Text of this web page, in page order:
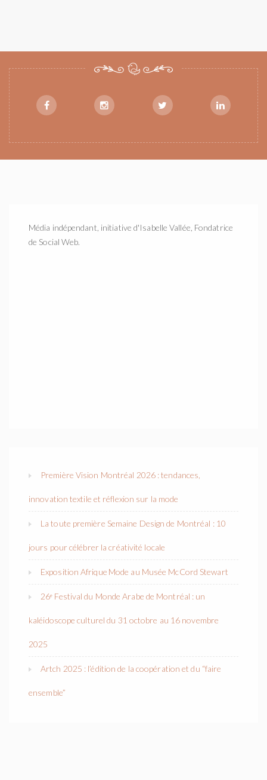
Média indépendant, initiative d'Isabelle Vallée, Fondatrice
de Social Web.
Première Vision Montréal 2026 : tendances,
innovation textile et réflexion sur la mode
La toute première Semaine Design de Montréal : 10
jours pour célébrer la créativité locale
Exposition Afrique Mode au Musée McCord Stewart
26ᵉ Festival du Monde Arabe de Montréal : un
kaléidoscope culturel du 31 octobre au 16 novembre
2025
Artch 2025 : l’édition de la coopération et du “faire
ensemble”